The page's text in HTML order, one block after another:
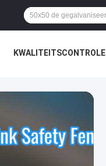
KWALITEITSCONTROLE